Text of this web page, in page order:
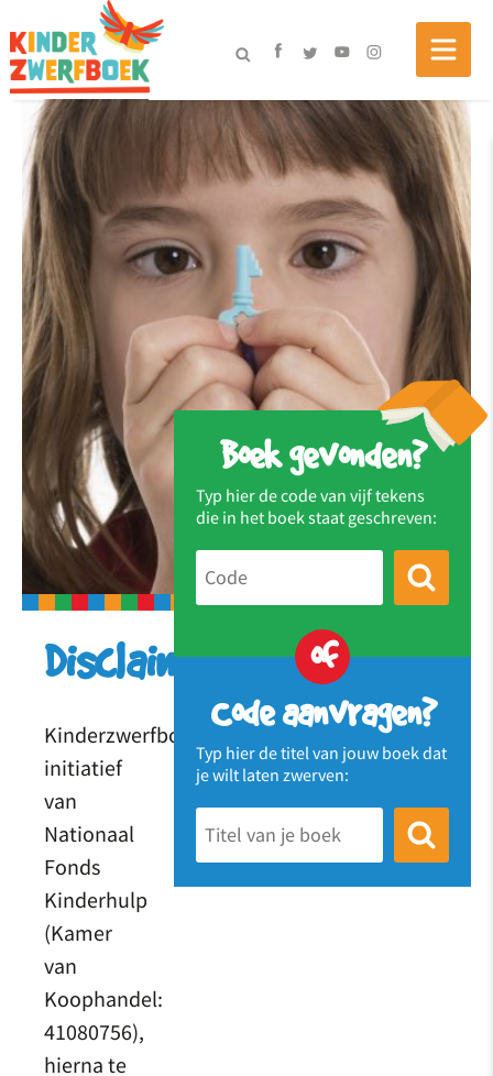
Boek gevonden?
Typ hier de code van vijf tekens
die in het boek staat geschreven:
of
Code aanvragen?
Typ hier de titel van jouw boek dat
je wilt laten zwerven:
Disclaimer
Kinderzwerfboek,
initiatief
van
Nationaal
Fonds
Kinderhulp
(Kamer
van
Koophandel:
41080756),
hierna te